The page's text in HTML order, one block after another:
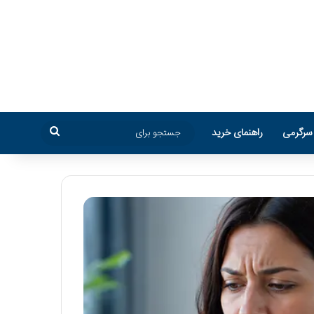
سرگرمی راهنمای خرید
جستجو
برای